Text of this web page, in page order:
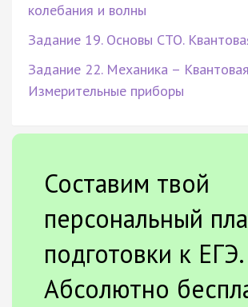
колебания и волны
Задание 19. Основы СТО.
Задание 22. Механика –
Измерительные приборы
Составим твой
персональный
подготовки к ЕГЭ.
Абсолютно